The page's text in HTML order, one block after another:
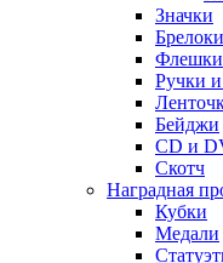
Значки
Брелоки
Флешки
Ручки
Бейджи
CD и
Скотч
Наградная
Кубки
Медали